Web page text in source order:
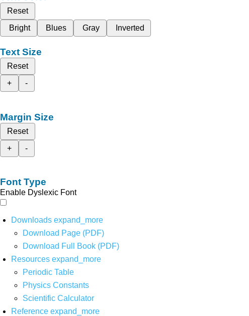
Reset
Bright
Blues Gray Inverted
Text Size
Reset
+
-
Margin Size
Reset
+
-
Font Type
Enable Dyslexic Font
Downloads expand_more
Download Page (PDF)
Download Full Book (PDF)
Resources expand_more
Periodic Table
Physics Constants
Scientific Calculator
Reference expand_more